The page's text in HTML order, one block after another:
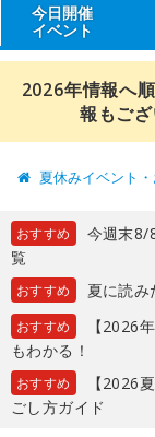
今日開催
イベント
2026年情報へ
報もご
夏休みイベント
おすすめ
今週末8/
覧
おすすめ 夏に読
おすすめ
【2026
もわかる！
おすすめ
【2026
ごし方ガイド